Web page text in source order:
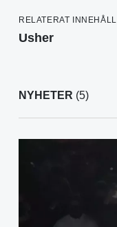
RELATERAT INNEHÅLL
Usher
NYHETER (5)